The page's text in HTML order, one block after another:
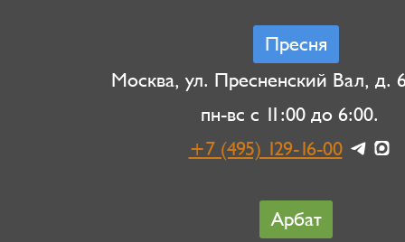
Пресня
Москва, ул. Пресненский Вал, д.
пн-вс с 11:00 до 6:00.
+7 (495) 129-16-00
Арбат